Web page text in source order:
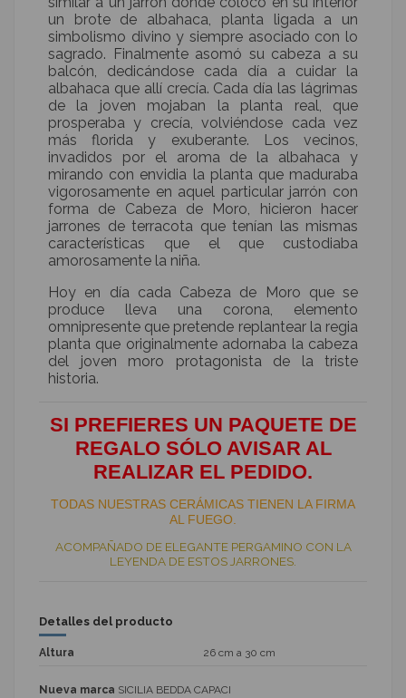
un brote de albahaca, planta ligada a un
simbolismo divino y siempre asociado con lo
sagrado. Finalmente asomó su cabeza a su
balcón, dedicándose cada día a cuidar la
albahaca que allí crecía. Cada día las lágrimas
de la joven mojaban la planta real, que
prosperaba y crecía, volviéndose cada vez
más florida y exuberante. Los vecinos,
invadidos por el aroma de la albahaca y
mirando con envidia la planta que maduraba
vigorosamente en aquel particular jarrón con
forma de Cabeza de Moro, hicieron hacer
jarrones de terracota que tenían las mismas
características que el que custodiaba
amorosamente la niña.
Hoy en día cada Cabeza de Moro que se
produce lleva una corona, elemento
omnipresente que pretende replantear la regia
planta que originalmente adornaba la cabeza
del joven moro protagonista de la triste
historia.
SI PREFIERES UN PAQUETE DE
REGALO SÓLO AVISAR AL
REALIZAR EL PEDIDO.
TODAS NUESTRAS CERÁMICAS TIENEN LA FIRMA
AL FUEGO.
ACOMPAÑADO DE ELEGANTE PERGAMINO CON LA
LEYENDA DE ESTOS JARRONES.
Detalles del producto
Altura 26 cm a 30 cm
Nueva marca SICILIA BEDDA CAPACI